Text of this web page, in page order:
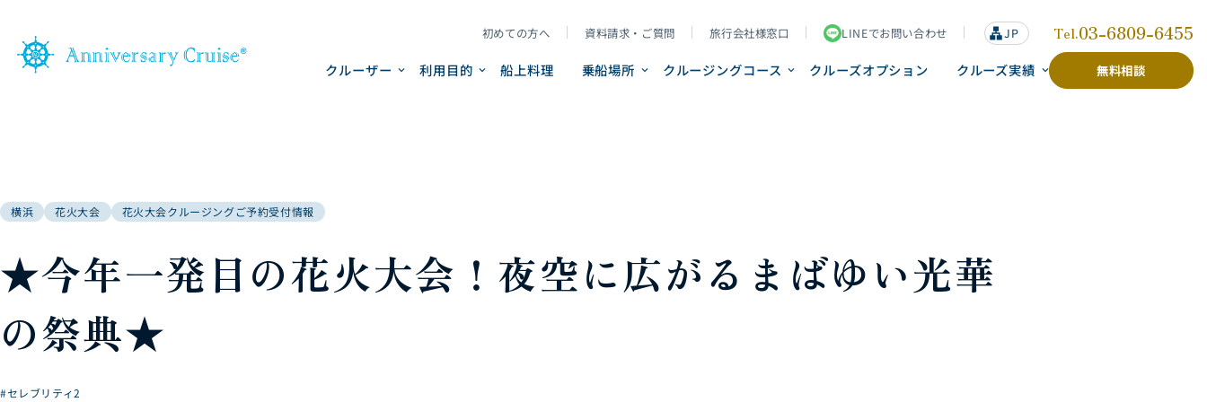
初めての方へ 資料請求・ご質問 旅行会社様窓口 LINEでお問い合わせ
lan
g
u
a
JP Tel.03-6809-6455
クルーザー 利用目的 船上料理 乗船場所 クルージングコース クルーズオプション クルーズ実績 無料相談
横浜 花火大会 花火大会クルージングご予約受付情報
★今年一発目の花火大会！夜空に広がるまばゆい光華
の祭典★
#セレブリティ2